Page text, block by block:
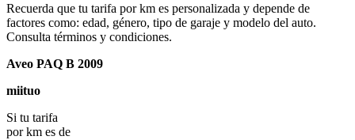
Recuerda que tu tarifa por km es personalizada y depende de
factores como: edad, género, tipo de garaje y modelo del auto.
Consulta términos y condiciones.
Aveo PAQ B 2009
miituo
Si tu tarifa
por km es de